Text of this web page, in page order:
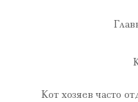
Кот хозяев часто